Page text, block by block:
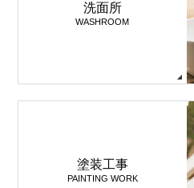
洗面所
WASHROOM
塗装工事
PAINTING WORK